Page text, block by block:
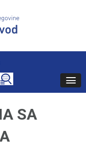
Search
SA